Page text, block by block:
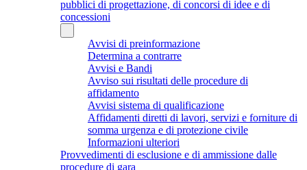
pubblici di progettazione, di concorsi di idee e di
concessioni
Avvisi di preinformazione
Determina a contrarre
Avvisi e Bandi
Avviso sui risultati delle procedure di
affidamento
Avvisi sistema di qualificazione
Affidamenti diretti di lavori, servizi e forniture di
somma urgenza e di protezione civile
Informazioni ulteriori
Provvedimenti di esclusione e di ammissione dalle
procedure di gara